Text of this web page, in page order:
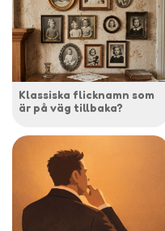
Klassiska flicknamn som
är på väg tillbaka?